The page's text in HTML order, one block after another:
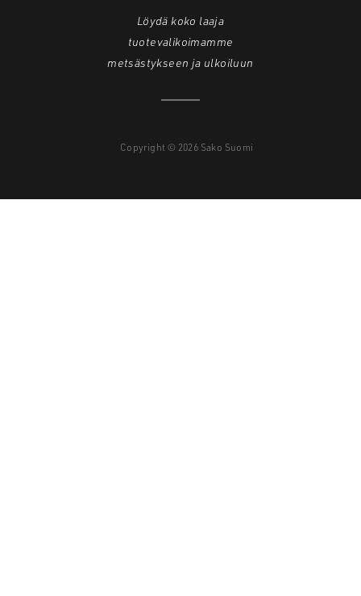
Löydä koko laaja
tuotevalikoimamme
metsästykseen ja ulkoiluun
Copyright © 2026 Sako Suomi